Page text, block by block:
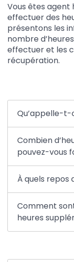
Vous êtes agent
effectuer des
présentons les
nombre
effectuer et les
récupération.
Qu’appelle-t-
Combien
pouvez-vous
À quels repos
Comment
heures